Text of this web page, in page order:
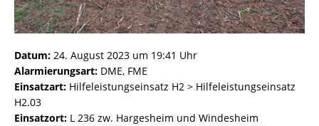
Datum: 24. August 2023 um 19:41 Uhr
Alarmierungsart: DME, FME
Einsatzart: Hilfeleistungseinsatz H2 > Hilfeleistungseinsatz
H2.03
Einsatzort: L 236 zw. Hargesheim und Windesheim